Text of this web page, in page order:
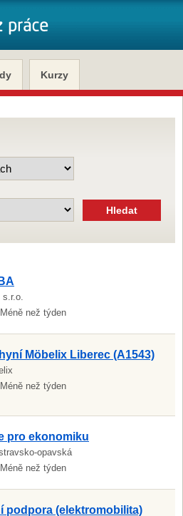
Kurzy
s.r.o.
Méně než týden
Möbelix Liberec (A1543)
Méně než týden
pro ekonomiku
opavská
Méně než týden
podpora (elektromobilita)